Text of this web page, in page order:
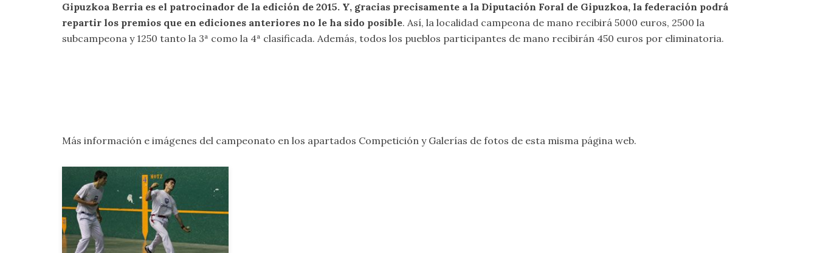
Gipuzkoa Berria es el patrocinador de la edición de 2015. Y, gracias precisamente a la Diputación Foral de Gipuzkoa, la federación podrá
repartir los premios que en ediciones anteriores no le ha sido posible. Así, la localidad campeona de mano recibirá 5000 euros, 2500 la
subcampeona y 1250 tanto la 3ª como la 4ª clasificada. Además, todos los pueblos participantes de mano recibirán 450 euros por eliminatoria.
Más información e imágenes del campeonato en los apartados Competición y Galerías de fotos de esta misma página web.